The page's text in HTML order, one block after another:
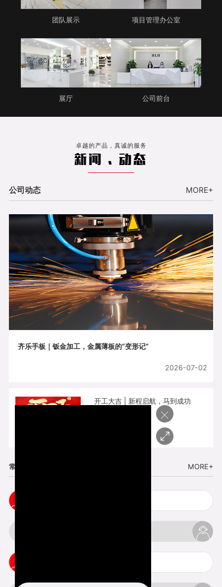
团队展示 项目管理办公室
展厅 公司前台
卓越的产品，真诚的服务
新闻 . 动态
公司动态 MORE+
齐乐手板｜钣金加工，金属薄板的“变形记”
2026-07-02
开工大吉 | 新程启航，马到成功
常见问题 MORE+
×